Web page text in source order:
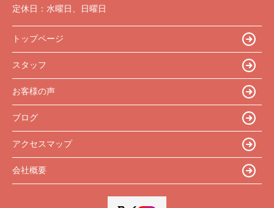
定休日： 水曜日、日曜日
トップページ
スタッフ
お客様の声
ブログ
アクセスマップ
会社概要